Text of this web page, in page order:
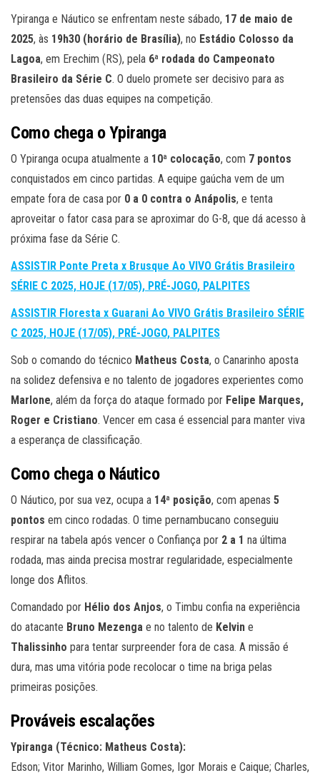
Ypiranga e Náutico se enfrentam neste sábado, 17 de maio de
2025, às 19h30 (horário de Brasília), no Estádio Colosso da
Lagoa, em Erechim (RS), pela 6ª rodada do Campeonato
Brasileiro da Série C. O duelo promete ser decisivo para as
pretensões das duas equipes na competição.
Como chega o Ypiranga
O Ypiranga ocupa atualmente a 10ª colocação, com 7 pontos
conquistados em cinco partidas. A equipe gaúcha vem de um
empate fora de casa por 0 a 0 contra o Anápolis, e tenta
aproveitar o fator casa para se aproximar do G-8, que dá acesso à
próxima fase da Série C.
ASSISTIR Ponte Preta x Brusque Ao VIVO Grátis Brasileiro
SÉRIE C 2025, HOJE (17/05), PRÉ-JOGO, PALPITES
ASSISTIR Floresta x Guarani Ao VIVO Grátis Brasileiro SÉRIE
C 2025, HOJE (17/05), PRÉ-JOGO, PALPITES
Sob o comando do técnico Matheus Costa, o Canarinho aposta
na solidez defensiva e no talento de jogadores experientes como
Marlone, além da força do ataque formado por Felipe Marques,
Roger e Cristiano. Vencer em casa é essencial para manter viva
a esperança de classificação.
Como chega o Náutico
O Náutico, por sua vez, ocupa a 14ª posição, com apenas 5
pontos em cinco rodadas. O time pernambucano conseguiu
respirar na tabela após vencer o Confiança por 2 a 1 na última
rodada, mas ainda precisa mostrar regularidade, especialmente
longe dos Aflitos.
Comandado por Hélio dos Anjos, o Timbu confia na experiência
do atacante Bruno Mezenga e no talento de Kelvin e
Thalissinho para tentar surpreender fora de casa. A missão é
dura, mas uma vitória pode recolocar o time na briga pelas
primeiras posições.
Prováveis escalações
Ypiranga (Técnico: Matheus Costa):
Edson; Vitor Marinho, William Gomes, Igor Morais e Caique; Charles,